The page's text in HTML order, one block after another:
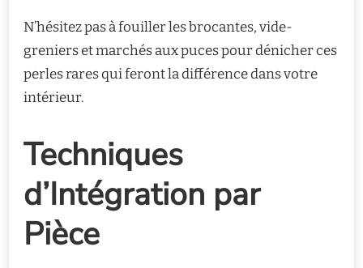
N’hésitez pas à fouiller les brocantes, vide-
greniers et marchés aux puces pour dénicher ces
perles rares qui feront la différence dans votre
intérieur.
Techniques
d’Intégration par
Pièce